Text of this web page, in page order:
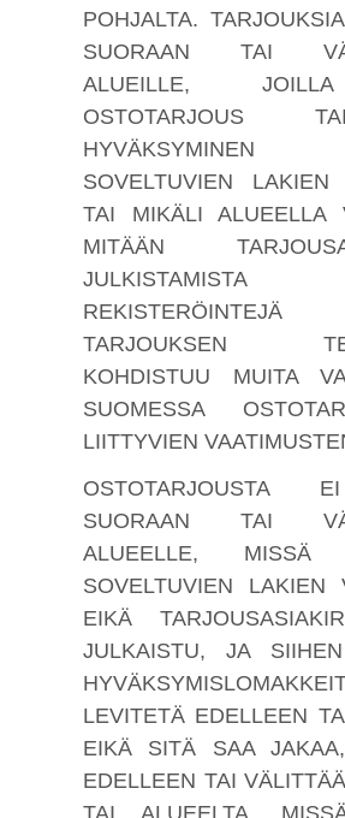
POHJALTA.
SUORAAN TAI
ALUEILLE,
OSTOTARJOUS
SOVELTUVIEN LAKIEN
TAI MIKÄLI ALUEELLA
MITÄÄN
TARJOUKSEN
KOHDISTUU MUITA
SUOMESSA
LIITTYVIEN
OSTOTARJOUSTA
SUORAAN TAI
ALUEELLE,
SOVELTUVIEN LAKIEN
EIKÄ
JULKAISTU, JA
LEVITETÄ EDELLEEN
EIKÄ SITÄ SAA
EDELLEEN TAI
TAI ALUEELTA,